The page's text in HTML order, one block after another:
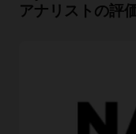
アナリストの評